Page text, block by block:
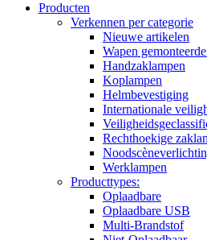
Producten
Verkennen per categorie
Nieuwe artikelen
Wapen
Handzaklampen
Koplampen
Helmbevestiging
Internationale
Rechthoekige
Werklampen
Producttypes:
Oplaadbare
Oplaadbare USB
Multi-Brandstof